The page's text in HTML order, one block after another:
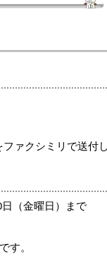
ァクシミリで送付
（金曜日）まで
す。